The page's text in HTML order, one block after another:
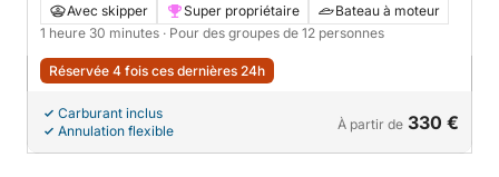
Avec skipper Super propriétaire
Bateau à moteur
1 heure 30 minutes · Pour des groupes de 12 personnes
Réservée 4 fois ces dernières 24h
Carburant inclus
Annulation flexible
À partir de 330 €